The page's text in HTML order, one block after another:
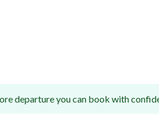
departure you can book with